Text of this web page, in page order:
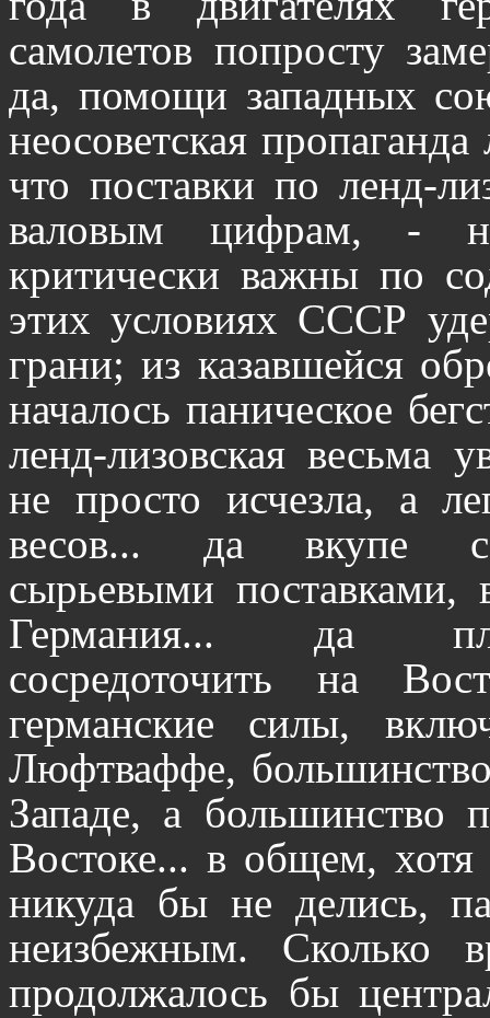
самолетов попросту
да, помощи западных
неосоветская
что поставки по ленд-
валовым цифрам, -
критически важны по
этих условиях СССР
грани; из казавшейся
началось паническое
ленд-лизовская весьма
не просто исчезла, а
весов... да вкупе с
сырьевыми поставками,
Германия... да
сосредоточить на
германские силы,
Люфтваффе,
Западе, а большинство
Востоке... в общем, хотя
никуда бы не делись,
неизбежным. Сколько
продолжалось бы